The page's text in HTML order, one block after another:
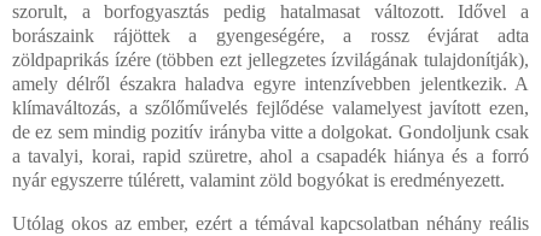
szorult, a borfogyasztás pedig hatalmasat változott. Idővel a
borászaink rájöttek a gyengeségére, a rossz évjárat adta
zöldpaprikás ízére (többen ezt jellegzetes ízvilágának tulajdonítják),
amely délről északra haladva egyre intenzívebben jelentkezik. A
klímaváltozás, a szőlőművelés fejlődése valamelyest javított ezen,
de ez sem mindig pozitív irányba vitte a dolgokat. Gondoljunk csak
a tavalyi, korai, rapid szüretre, ahol a csapadék hiánya és a forró
nyár egyszerre túlérett, valamint zöld bogyókat is eredményezett.
Utólag okos az ember, ezért a témával kapcsolatban néhány reális